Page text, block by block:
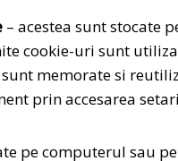
– acestea sunt stocate
cookie-uri sunt
memorate si
prin accesarea
pe computerul sau